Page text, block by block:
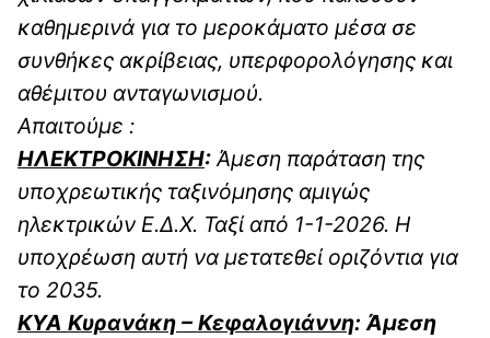
καθημερινά για το μεροκάματο μέσα σε
συνθήκες ακρίβειας, υπερφορολόγησης και
αθέμιτου ανταγωνισμού.
Απαιτούμε :
ΗΛΕΚΤΡΟΚΙΝΗΣΗ:Άμεση παράταση της
υποχρεωτικής ταξινόμησης αμιγώς
ηλεκτρικών Ε.Δ.Χ. Ταξί από 1-1-2026. Η
υποχρέωση αυτή να μετατεθεί οριζόντια για
το 2035.
ΚΥΑ Κυρανάκη – Κεφαλογιάννη: Άμεση